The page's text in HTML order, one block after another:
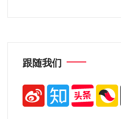
跟随我们